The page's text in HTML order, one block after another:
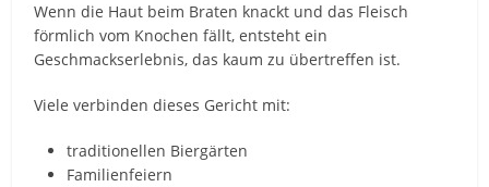
Wenn die Haut beim Braten knackt und das Fleisch
förmlich vom Knochen fällt, entsteht ein
Geschmackserlebnis, das kaum zu übertreffen ist.
Viele verbinden dieses Gericht mit:
traditionellen Biergärten
Familienfeiern